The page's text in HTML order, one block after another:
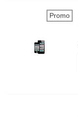
Promo